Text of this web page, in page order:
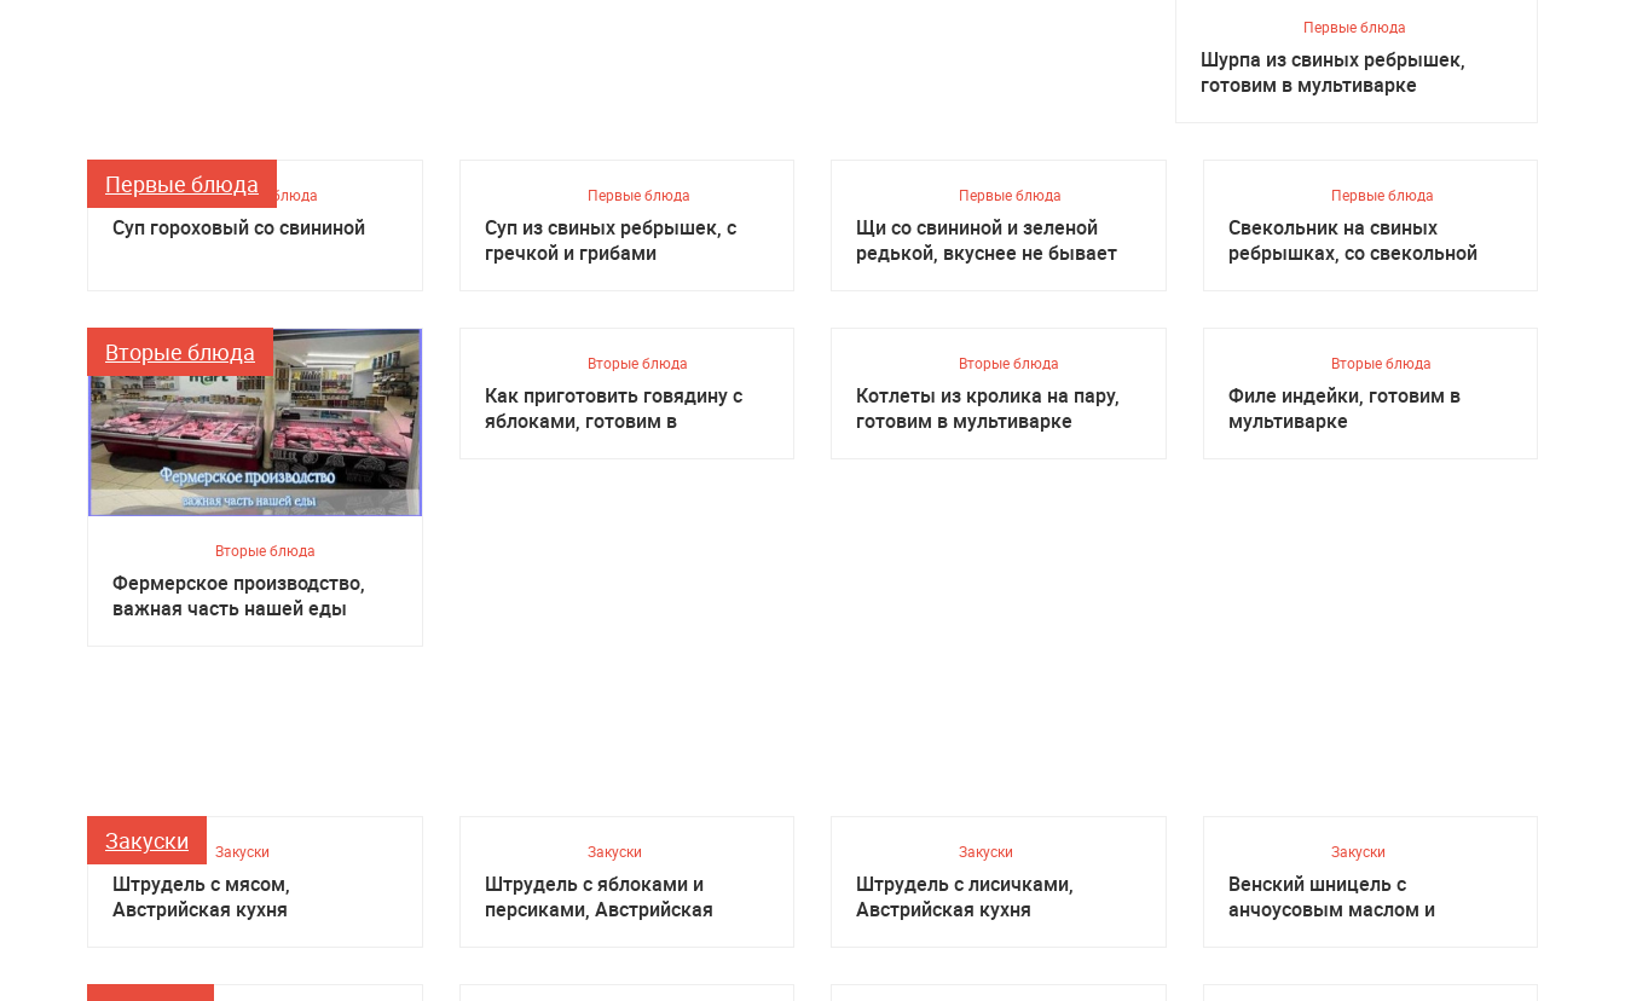
Первые блюда
Шурпа из свиных ребрышек,
готовим в мультиварке
Первые блюдаПервые блюда
Суп гороховый со свининой
Первые блюда
Суп из свиных ребрышек, с
гречкой и грибами
Первые блюда
Щи со свининой и зеленой
редькой, вкуснее не бывает
Первые блюда
Свекольник на свиных
ребрышках, со свекольной
Вторые блюда
Вторые блюда
Фермерское производство,
важная часть нашей еды
Вторые блюда
Как приготовить говядину с
яблоками, готовим в
Вторые блюда
Котлеты из кролика на пару,
готовим в мультиварке
Вторые блюда
Филе индейки, готовим в
мультиварке
Закуски Закуски
Штрудель с мясом,
Австрийская кухня
Закуски
Штрудель с яблоками и
персиками, Австрийская
Закуски
Штрудель с лисичками,
Австрийская кухня
Закуски
Венский шницель с
анчоусовым маслом и